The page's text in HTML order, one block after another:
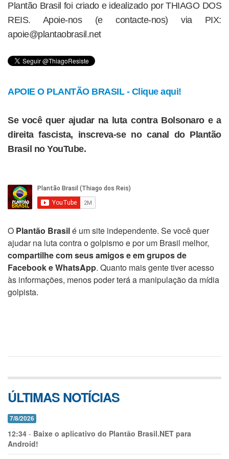
Plantão Brasil foi criado e idealizado por THIAGO DOS
REIS. Apoie-nos (e contacte-nos) via PIX:
apoie@plantaobrasil.net
APOIE O PLANTÃO BRASIL - Clique aqui!
Se você quer ajudar na luta contra Bolsonaro e a
direita fascista, inscreva-se no canal do Plantão
Brasil no YouTube.
O Plantão Brasilé um site independente. Se você quer
ajudar na luta contra o golpismo e por um Brasil melhor,
compartilhe com seus amigos e em grupos de
Facebook e WhatsApp. Quanto mais gente tiver acesso
às informações, menos poder terá a manipulação da mídia
golpista.
ÚLTIMAS NOTÍCIAS
7/8/2026
12:34 - Baixe o aplicativo do Plantão Brasil.NET para
Android!